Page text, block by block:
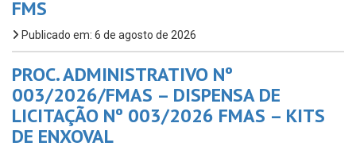
FMS
Publicado em: 6 de agosto de 2026
PROC. ADMINISTRATIVO Nº
003/2026/FMAS – DISPENSA DE
LICITAÇÃO Nº 003/2026 FMAS – KITS
DE ENXOVAL